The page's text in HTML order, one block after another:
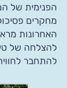
הפנימית של
מחקרים
האחרונות
להצלחה של
להתחבר